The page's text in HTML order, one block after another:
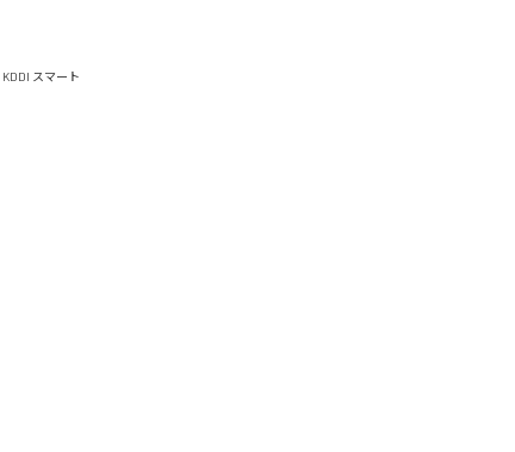
KDDI スマート